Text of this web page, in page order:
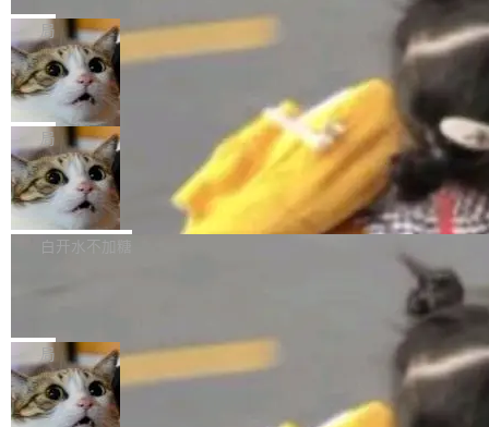
Harness 负责把能力落到真实环境中——调用工
具、读写文件、管理上下文、处理错误、完成闭
环。崔添翼招人的标...
理解、推理、生成与编辑，还仅以 8B-MoT 的轻
量大小，将能力推进到4K、更精细的真实质感、
更复杂的视觉控制和可持续迭代编辑。 相比 U
1，U1.5-Lite-Preview 在以下方向上带来了显著
提升： 原生支持4K图像生成； 更精细的局部纹
理、细节与真实世界质感； 更准确的中英文文字
生成与复杂版式组织； 更稳定的图...
nap。这次是 hwctl——一个用来检查 Ubuntu
硬件认证状态的命令行工具。 Canonical 工程师
Alan Griffiths 在邮件列表中说得很直白：「hwc
tl 是一个 Ubuntu 专有的包，它和它的依赖项都
是 Ubuntu 专有的，不会用在其他发行版上。」
所以 deb 版本的受众实际上为零。既然只有 Ub
untu 用户在用，那用 snap 打包就没什么可纠结
的。 从 deb 到 snap 的迁移路径 hwctl 是 rust-
hwlib 硬件 API 库的一部分，命令行工具负责查
局
Dario Amodei 担心新人来 Anthropic
只为金钱，不为使命
顶级 AI 研究员在两家公司之间来回跳，中间只
隔了几天。 Lilian Weng 上周刚宣布因健康原因
离开 Thinking Machines Lab，说自己作为联合
创始人的角色「太累了」。几天后，The Inform
ation 就曝出她将重回 OpenAI，负责递归自我
改进方向的研究。她是 Thinking Machines 过
一在人才争夺战中失血的公司。六月，Google
连失两员大将：Noam Shazeer 去了 Op...
局
FFmpeg 9.0 发布
FFmpeg 9.0 现已发布，包含多项改进。官方更
新日志列出的 9.0 版本主要更新内容如下： 扩
er HE-AAC 960 解码 (DAB+) transpose_cuda
filter 添加 AMF Frame Rate Converter (vf_frc
_amf) filter SMPTE 2094-50 元数据支持和直
白开水不加糖
Code 在 X 上发帖：「DeepSeek Flash did 8T
tokens on August 1st. 5T of free usage + 3T
on OpenCode Go.」79.8 万次浏览，连带着 #
局
NetBSD 11.0 正式发布